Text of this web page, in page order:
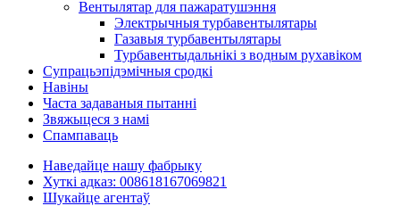
Вентылятар для пажаратушэння
Электрычныя турбавентылятары
Газавыя турбавентылятары
Турбавентыдальнікі з водным рухавіком
Супрацьэпідэмічныя сродкі
Навіны
Часта задаваныя пытанні
Звяжыцеся з намі
Спампаваць
Наведайце нашу фабрыку
Хуткі адказ: 008618167069821
Шукайце агентаў